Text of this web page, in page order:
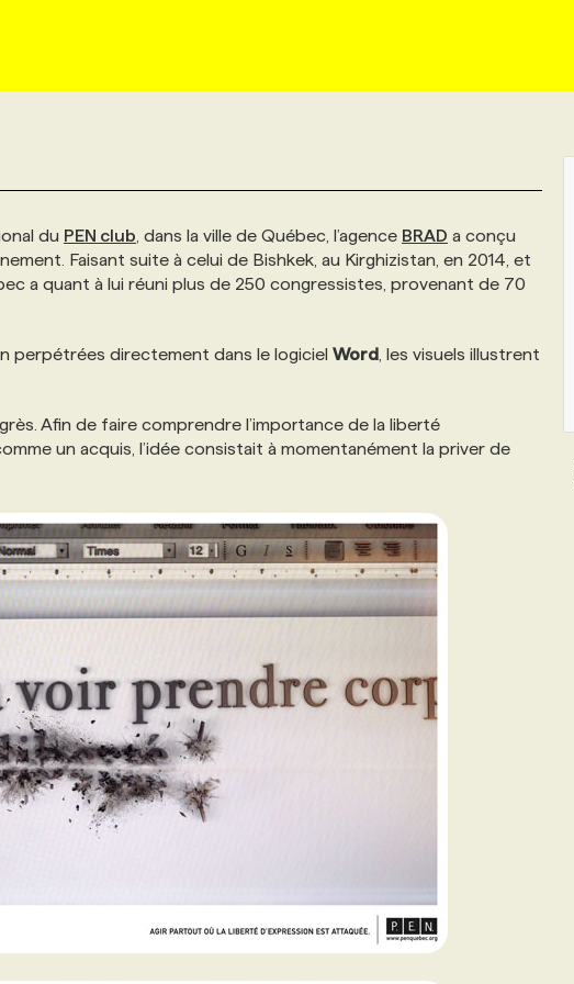
du PEN club , dans la ville de Québec, l’agence BRAD a conçu
Faisant suite à celui de Bishkek, au Kirghizistan, en 2014, et
a quant à lui réuni plus de 250 congressistes, provenant de 70
perpétrées directement dans le logiciel Word , les visuels illustrent
Afin de faire comprendre l’importance de la liberté
un acquis, l’idée consistait à momentanément la priver de